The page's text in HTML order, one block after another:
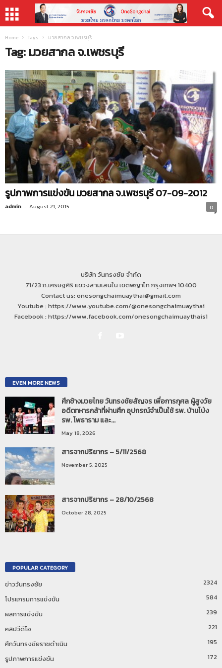
Home Tags มวยสากล จ.เพชรบุรี
Tag: มวยสากล จ.เพชรบุรี
รูปภาพการแข่งขัน มวยสากล จ.เพชรบุรี 07-09-2012
admin - August 21, 2015 0
บริษัท วันทรงชัย จำกัด
71/23 ถ.เศรษฐศิริ แขวงสามเสนใน เขตพญาไท กรุงเทพฯ 10400
Contact us: onesongchaimuaythai@gmail.com
Youtube : https://www.youtube.com/@onesongchaimuaythai
Facebook : https://www.facebook.com/onesongchaimuaythais1
EVEN MORE NEWS
ศึกช้างมวยไทย วันทรงชัยสัญจร เพื่อการกุศล ผู้สูงวัย
อดีตทหารกล้าที่ผ่านศึก อุปกรณ์จำเป็นใช้ รพ. บ้านโป่ง
รพ. โพธาราม และ...
May 18, 2026
สารจากปริยากร – 5/11/2568
November 5, 2025
สารจากปริยากร – 28/10/2568
October 28, 2025
POPULAR CATEGORY
ข่าววันทรงชัย
2324
โปรแกรมการแข่งขัน
584
ผลการแข่งขัน
239
คลิปวีดีโอ
221
ศึกวันทรงชัยราชดำเนิน
195
รูปภาพการแข่งขัน
172